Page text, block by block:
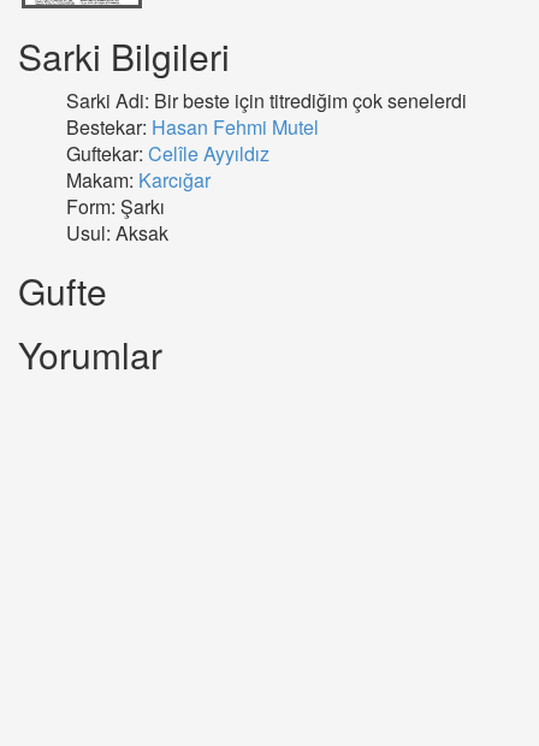
Sarki Bilgileri
Sarki Adi: Bir beste için titrediğim çok senelerdi
Bestekar: Hasan Fehmi Mutel
Guftekar: Celîle Ayyıldız
Makam: Karcığar
Form: Şarkı
Usul: Aksak
Gufte
Yorumlar